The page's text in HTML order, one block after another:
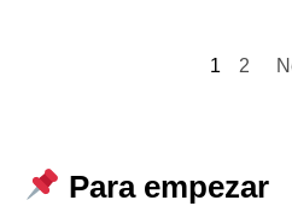
1 2
Para empezar